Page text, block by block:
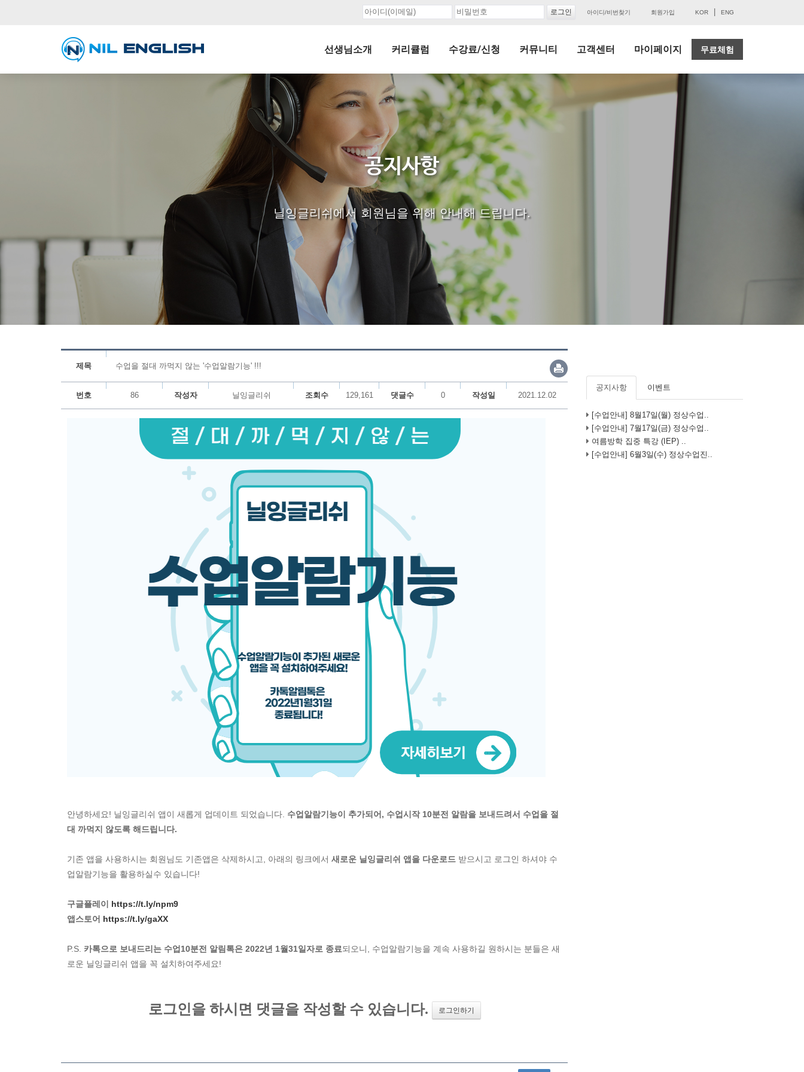
아이디/비번찾기 회원가입 KOR ENG
선생님소개 커리큘럼 수강료/신청 커뮤니티 고객센터 마이페이지 무료체험
공지사항
닐잉글리쉬에서 회원님을 위해 안내해 드립니다.
제목 수업을 절대 까먹지 않는 '수업알람기능' !!!
번호 86 작성자 닐잉글리쉬 조회수 129,161 댓글수 0 작성일 2021.12.02
안녕하세요! 닐잉글리쉬 앱이 새롭게 업데이트 되었습니다. 수업알람기능이 추가되어, 수업시작 10분전 알람을 보내드려서 수업을 절
대 까먹지 않도록 해드립니다.
기존 앱을 사용하시는 회원님도 기존앱은 삭제하시고, 아래의 링크에서 새로운 닐잉글리쉬 앱을 다운로드 받으시고 로그인 하셔야 수
업알람기능을 활용하실수 있습니다!
구글플레이 https://t.ly/npm9
앱스토어 https://t.ly/gaXX
P.S. 카톡으로 보내드리는 수업10분전 알림톡은 2022년 1월31일자로 종료되오니, 수업알람기능을 계속 사용하길 원하시는 분들은 새
로운 닐잉글리쉬 앱을 꼭 설치하여주세요!
공지사항 이벤트
[수업안내] 8월17일(월) 정상수업..
[수업안내] 7월17일(금) 정상수업..
여름방학 집중 특강 (IEP) ..
[수업안내] 6월3일(수) 정상수업진..